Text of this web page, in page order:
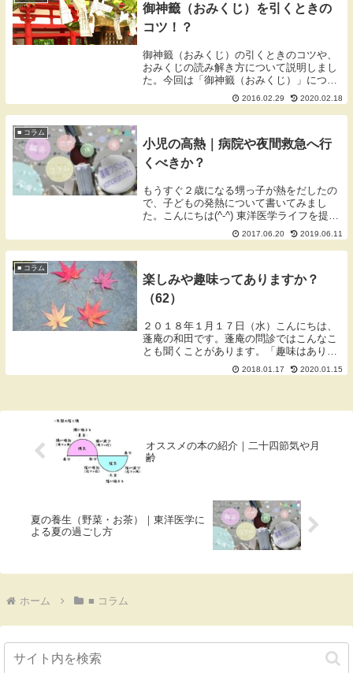
御神籤（おみくじ）を引くときの
コツ！？
御神籤（おみくじ）の引くときのコツや、
おみくじの読み解き方について説明しまし
た。今回は「御神籤（おみくじ）」につい
て説明しました。スピリチュアルな内容も
含みますので、お好きでない方はスルーし
てください。御神籤（おみくじ）2016年2
2016.02.29 2020.02.18
■ コラム
小児の高熱｜病院や夜間救急へ行
くべきか？
もうすぐ２歳になる甥っ子が熱をだしたの
で、子どもの発熱について書いてみまし
た。こんにちは(^-^) 東洋医学ライフを提案
する蓬庵（よもぎあん）の和田です。今日
はもうすぐ２歳になる甥っ子が熱をだした
ので、発熱について書いてみました。ぜひ
2017.06.20 2019.06.11
■ コラム
楽しみや趣味ってありますか？
（62）
２０１８年１月１７日（水）こんにちは、
蓬庵の和田です。蓬庵の問診ではこんなこ
とも聞くことがあります。「趣味はありま
すか？」「何か楽しみはありますか？」
「好きなことは何ですか？」聞いてみると
2018.01.17 2020.01.15
オススメの本の紹介｜二十四節気や月
齢
夏の養生（野菜・お茶）｜東洋医学に
よる夏の過ごし方
ホーム ■ コラム